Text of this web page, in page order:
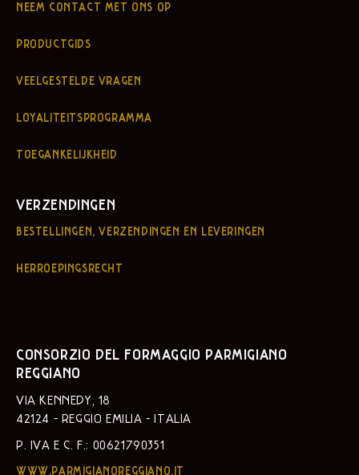
NEEM CONTACT MET ONS OP
PRODUCTGIDS
VEELGESTELDE VRAGEN
LOYALITEITSPROGRAMMA
TOEGANKELIJKHEID
VERZENDINGEN
BESTELLINGEN, VERZENDINGEN EN LEVERINGEN
HERROEPINGSRECHT
CONSORZIO DEL FORMAGGIO PARMIGIANO
REGGIANO
VIA KENNEDY, 18
42124 - REGGIO EMILIA - ITALIA
P. IVA E C. F.: 00621790351
WWW.PARMIGIANOREGGIANO.IT